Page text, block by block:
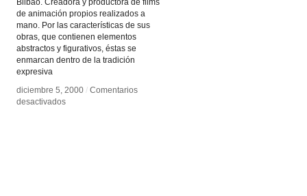
Bilbao. Creadora y productora de films
de animación propios realizados a
mano. Por las características de sus
obras, que contienen elementos
abstractos y figurativos, éstas se
enmarcan dentro de la tradición
expresiva
diciembre 5, 2000 / Comentarios
desactivadosen
diciembre 5, 2000 / Comentarios
desactivadosen